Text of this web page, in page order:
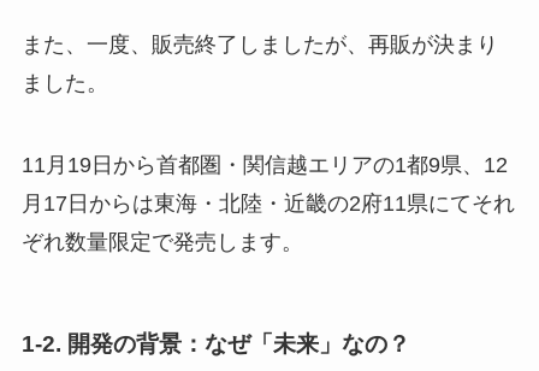
また、一度、販売終了しましたが、再販が決まり
ました。
11月19日から首都圏・関信越エリアの1都9県、12
月17日からは東海・北陸・近畿の2府11県にてそれ
ぞれ数量限定で発売します。
1-2. 開発の背景：なぜ「未来」なの？